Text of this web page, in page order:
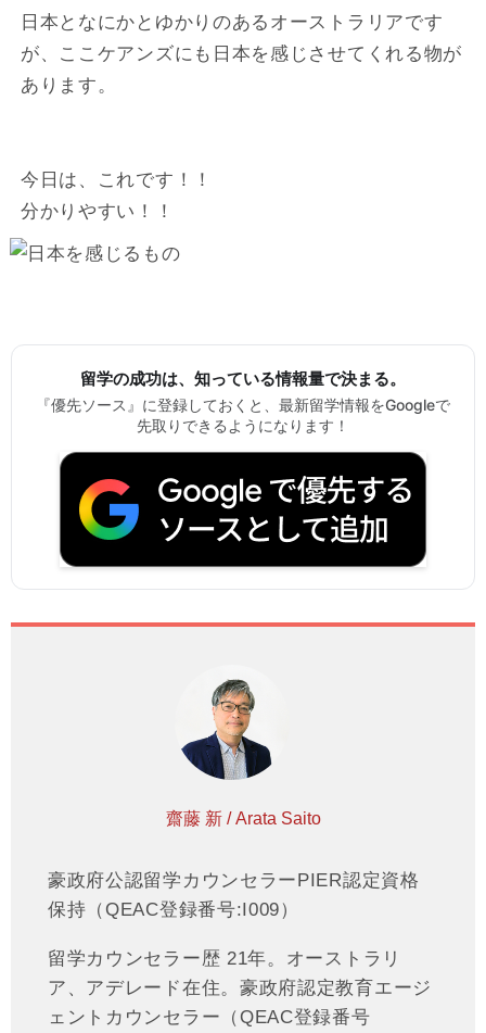
日本となにかとゆかりのあるオーストラリアです
が、ここケアンズにも日本を感じさせてくれる物が
あります。
今日は、これです！！
分かりやすい！！
留学の成功は、知っている情報量で決まる。
『優先ソース』に登録しておくと、最新留学情報をGoogleで
先取りできるようになります！
齋藤 新 / Arata Saito
豪政府公認留学カウンセラーPIER認定資格
保持（QEAC登録番号:I009）
留学カウンセラー歴 21年。オーストラリ
ア、アデレード在住。豪政府認定教育エージ
ェントカウンセラー（QEAC登録番号